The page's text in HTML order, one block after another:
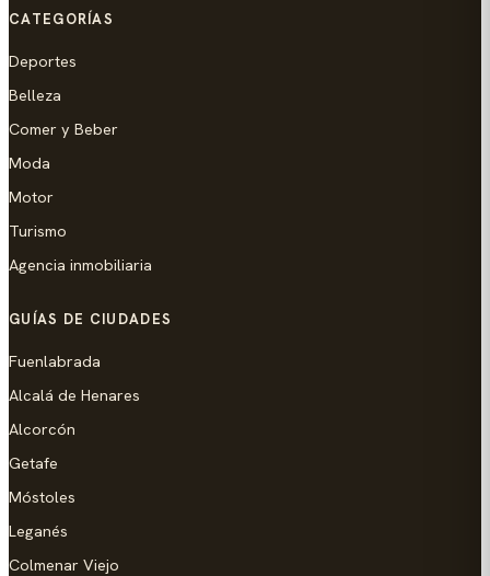
CATEGORÍAS
Deportes
Belleza
Comer y Beber
Moda
Motor
Turismo
Agencia inmobiliaria
GUÍAS DE CIUDADES
Fuenlabrada
Alcalá de Henares
Alcorcón
Getafe
Móstoles
Leganés
Colmenar Viejo